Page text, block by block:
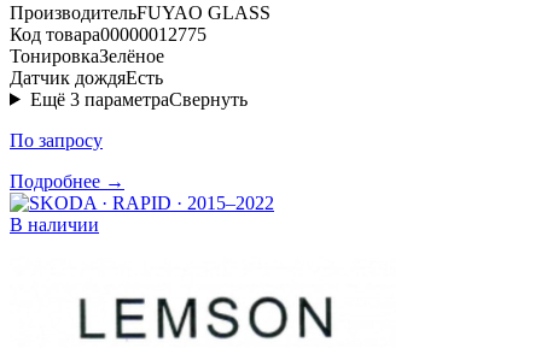
ПроизводительFUYAO GLASS
Код товара00000012775
ТонировкаЗелёное
Датчик дождяЕсть
Ещё 3 параметраСвернуть
По запросу
Подробнее →
В наличии